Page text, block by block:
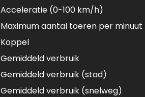
Acceleratie (0-100 km/h)
Maximum aantal toeren per minuut
Koppel
Gemiddeld verbruik
Gemiddeld verbruik (stad)
Gemiddeld verbruik (snelweg)